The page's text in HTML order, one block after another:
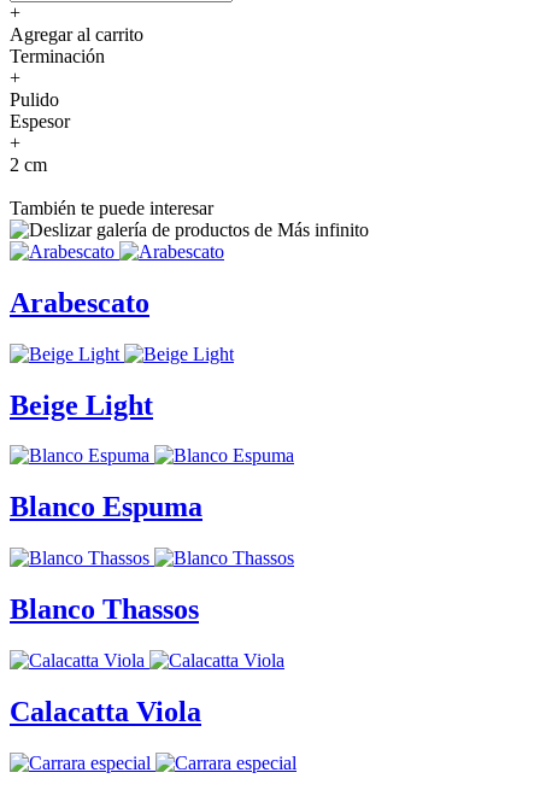
+
Agregar al carrito
Terminación
+
Pulido
Espesor
+
2 cm
También te puede interesar
Arabescato
Beige Light
Blanco Espuma
Blanco Thassos
Calacatta Viola